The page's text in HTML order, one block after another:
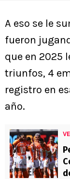
A eso se le
fueron
que en 2025
triunfos, 4
registro en
año.